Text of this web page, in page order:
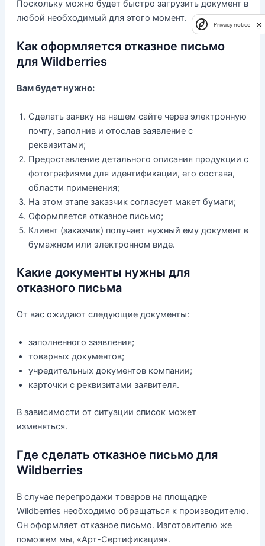
Поскольку можно будет быстро загрузить документ в
любой необходимый для этого момент.
Как оформляется отказное письмо
для Wildberries
Вам будет нужно:
Сделать заявку на нашем сайте через электронную
почту, заполнив и отослав заявление с
реквизитами;
Предоставление детального описания продукции с
фотографиями для идентификации, его состава,
области применения;
На этом этапе заказчик согласует макет бумаги;
Оформляется отказное письмо;
Клиент (заказчик) получает нужный ему документ в
бумажном или электронном виде.
Какие документы нужны для
отказного письма
От вас ожидают следующие документы:
заполненного заявления;
товарных документов;
учредительных документов компании;
карточки с реквизитами заявителя.
В зависимости от ситуации список может
изменяться.
Где сделать отказное письмо для
Wildberries
В случае перепродажи товаров на площадке
Wildberries необходимо обращаться к производителю.
Он оформляет отказное письмо. Изготовителю же
поможем мы, «Арт-Сертификация».
Privacy notice